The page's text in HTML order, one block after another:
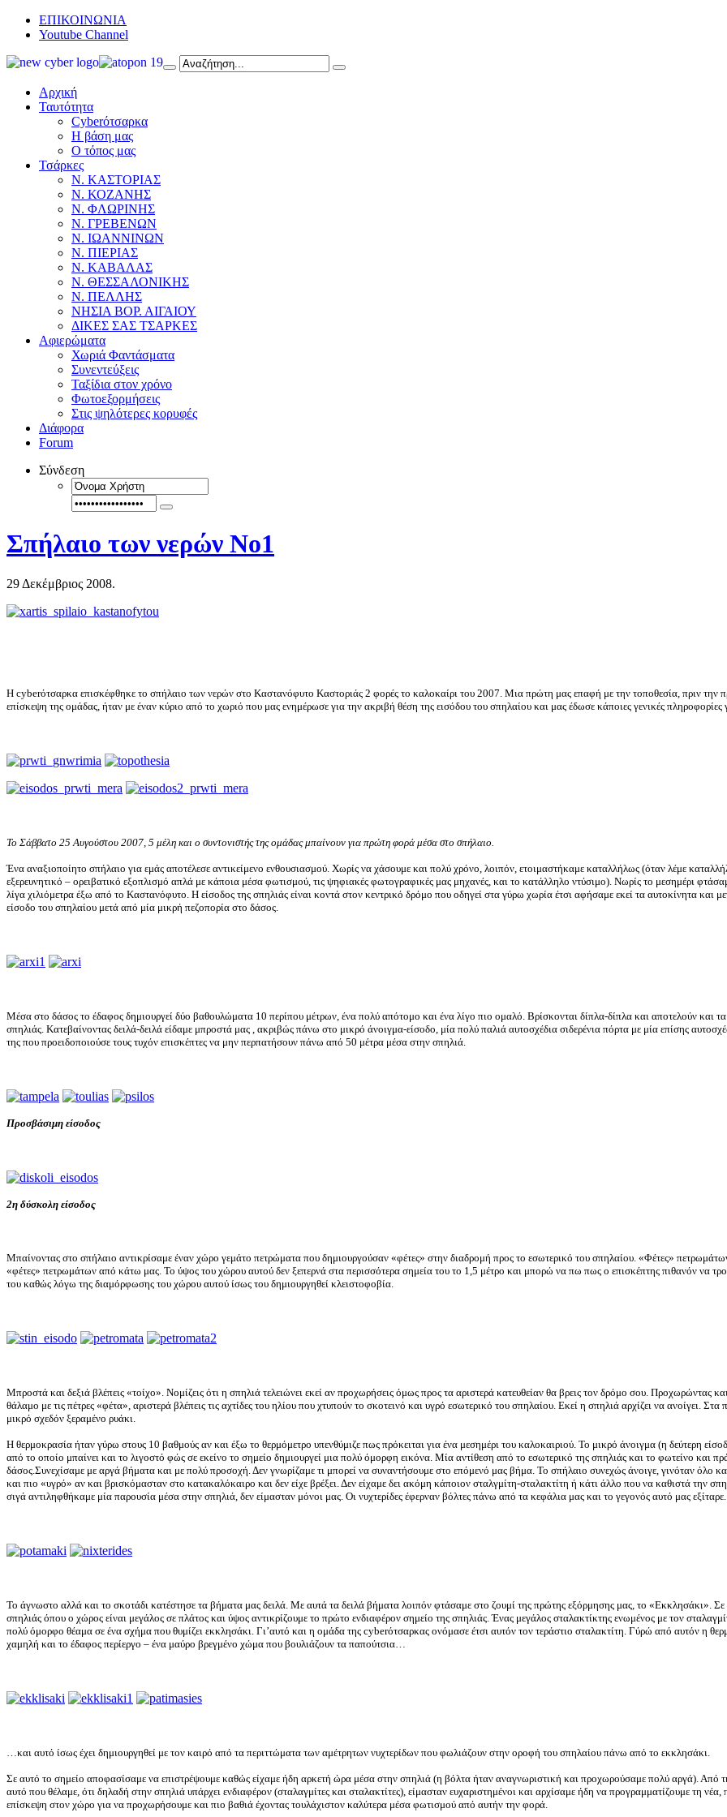
ΕΠΙΚΟΙΝΩΝΙΑ
Youtube Channel
Αρχική
Ταυτότητα
Cyberότσαρκα
Η βάση μας
Ο τόπος μας
Τσάρκες
Ν. ΚΑΣΤΟΡΙΑΣ
Ν. ΚΟΖΑΝΗΣ
Ν. ΦΛΩΡΙΝΗΣ
Ν. ΓΡΕΒΕΝΩΝ
Ν. ΙΩΑΝΝΙΝΩΝ
Ν. ΠΙΕΡΙΑΣ
Ν. ΚΑΒΑΛΑΣ
Ν. ΘΕΣΣΑΛΟΝΙΚΗΣ
Ν. ΠΕΛΛΗΣ
ΝΗΣΙΑ ΒΟΡ. ΑΙΓΑΙΟΥ
ΔΙΚΕΣ ΣΑΣ ΤΣΑΡΚΕΣ
Αφιερώματα
Χωριά Φαντάσματα
Συνεντεύξεις
Ταξίδια στον χρόνο
Φωτοεξορμήσεις
Στις ψηλότερες κορυφές
Διάφορα
Forum
Σύνδεση
Σπήλαιο των νερών No1
29 Δεκέμβριος 2008.
Η cyberότσαρκα επισκέφθηκε το σπήλαιο των νερών στο Καστανόφυτο Καστοριάς 2 φορές το καλοκαίρι του 2007. Μια πρώτη μας επαφή με την τοποθεσία, πριν την
επίσκεψη της ομάδας, ήταν με έναν κύριο από το χωριό που μας ενημέρωσε για την ακριβή θέση της εισόδου του σπηλαίου και μας έδωσε κάποιες γενικές πληροφορίες
Το Σάββατο 25 Αυγούστου 2007, 5 μέλη και ο συντονιστής της ομάδας μπαίνουν για πρώτη φορά μέσα στο σπήλαιo.
Ένα αναξιοποίητο σπήλαιο για εμάς αποτέλεσε αντικείμενο ενθουσιασμού. Χωρίς να χάσουμε και πολύ χρόνο, λοιπόν, ετοιμαστήκαμε καταλλήλως (όταν λέμε
εξερευνητικό – ορειβατικό εξοπλισμό απλά με κάποια μέσα φωτισμού, τις ψηφιακές φωτογραφικές μας μηχανές, και το κατάλληλο ντύσιμο). Νωρίς το μεσημέρι
λίγα χιλιόμετρα έξω από το Καστανόφυτο. Η είσοδος της σπηλιάς είναι κοντά στον κεντρικό δρόμο που οδηγεί στα γύρω χωρία έτσι αφήσαμε εκεί τα αυτοκίνητα και
είσοδο του σπηλαίου μετά από μία μικρή πεζοπορία στο δάσος.
Μέσα στο δάσος το έδαφος δημιουργεί δύο βαθουλώματα 10 περίπου μέτρων, ένα πολύ απότομο και ένα λίγο πιο ομαλό. Βρίσκονται δίπλα-δίπλα και αποτελούν και τα
σπηλιάς. Κατεβαίνοντας δειλά-δειλά είδαμε μπροστά μας , ακριβώς πάνω στο μικρό άνοιγμα-είσοδο, μία πολύ παλιά αυτοσχέδια σιδερένια πόρτα με μία επίσης
της που προειδοποιούσε τους τυχόν επισκέπτες να μην περπατήσουν πάνω από 50 μέτρα μέσα στην σπηλιά.
Προσβάσιμη είσοδος
2η δύσκολη είσοδος
Μπαίνοντας στο σπήλαιο αντικρίσαμε έναν χώρο γεμάτο πετρώματα που δημιουργούσαν «φέτες» στην διαδρομή προς το εσωτερικό του σπηλαίου. «Φέτες»
«φέτες» πετρωμάτων από κάτω μας. Το ύψος του χώρου αυτού δεν ξεπερνά στα περισσότερα σημεία του το 1,5 μέτρο και μπορώ να πω πως ο επισκέπτης πιθανόν να
του καθώς λόγω της διαμόρφωσης του χώρου αυτού ίσως του δημιουργηθεί κλειστοφοβία.
Μπροστά και δεξιά βλέπεις «τοίχο». Νομίζεις ότι η σπηλιά τελειώνει εκεί αν προχωρήσεις όμως προς τα αριστερά κατευθείαν θα βρεις τον δρόμο σου. Προχωρώντας
θάλαμο με τις πέτρες «φέτα», αριστερά βλέπεις τις αχτίδες του ηλίου που χτυπούν το σκοτεινό και υγρό εσωτερικό του σπηλαίου. Εκεί η σπηλιά αρχίζει να ανοίγει. Στα
μικρό σχεδόν ξεραμένο ρυάκι.
Η θερμοκρασία ήταν γύρω στους 10 βαθμούς αν και έξω το θερμόμετρο υπενθύμιζε πως πρόκειται για ένα μεσημέρι του καλοκαιριού. Το μικρό άνοιγμα (η δεύτερη
από το οποίο μπαίνει και το λιγοστό φώς σε εκείνο το σημείο δημιουργεί μια πολύ όμορφη εικόνα. Μία αντίθεση από το εσωτερικό της σπηλιάς και το φωτείνο και
δάσος.Συνεχίσαμε με αργά βήματα και με πολύ προσοχή. Δεν γνωρίζαμε τι μπορεί να συναντήσουμε στο επόμενό μας βήμα. Το σπήλαιο συνεχώς άνοιγε, γινόταν όλο
και πιο «υγρό» αν και βρισκόμασταν στο κατακαλόκαιρο και δεν είχε βρέξει. Δεν είχαμε δει ακόμη κάποιον σταλγμίτη-σταλακτίτη ή κάτι άλλο που να καθιστά την
σιγά αντιληφθήκαμε μία παρουσία μέσα στην σπηλιά, δεν είμασταν μόνοι μας. Οι νυχτερίδες έφερναν βόλτες πάνω από τα κεφάλια μας και το γεγονός αυτό μας εξίταρε.
Το άγνωστο αλλά και το σκοτάδι κατέστησε τα βήματα μας δειλά. Με αυτά τα δειλά βήματα λοιπόν φτάσαμε στο ζουμί της πρώτης εξόρμησης μας, το «Εκκλησάκι». Σε
σπηλιάς όπου ο χώρος είναι μεγάλος σε πλάτος και ύψος αντικρίζουμε το πρώτο ενδιαφέρον σημείο της σπηλιάς. Ένας μεγάλος σταλακτίκτης ενωμένος με τον
πολύ όμορφο θέαμα σε ένα σχήμα που θυμίζει εκκλησάκι. Γι’αυτό και η ομάδα της cyberότσαρκας ονόμασε έτσι αυτόν τον τεράστιο σταλακτίτη. Γύρώ από αυτόν η
χαμηλή και το έδαφος περίεργο – ένα μαύρο βρεγμένο χώμα που βουλιάζουν τα παπούτσια…
…και αυτό ίσως έχει δημιουργηθεί με τον καιρό από τα περιττώματα των αμέτρητων νυχτερίδων που φωλιάζουν στην οροφή του σπηλαίου πάνω από το εκκλησάκι.
Σε αυτό το σημείο αποφασίσαμε να επιστρέψουμε καθώς είχαμε ήδη αρκετή ώρα μέσα στην σπηλιά (η βόλτα ήταν αναγνωριστική και προχωρούσαμε πολύ αργά). Από
αυτό που θέλαμε, ότι δηλαδή στην σπηλιά υπάρχει ενδιαφέρον (σταλαγμίτες και σταλακτίτες), είμασταν ευχαριστημένοι και αρχίσαμε ήδη να προγραμματίζουμε τη
επίσκεψη στον χώρο για να προχωρήσουμε και πιο βαθιά έχοντας τουλάχιστον καλύτερα μέσα φωτισμού από αυτήν την φορά.